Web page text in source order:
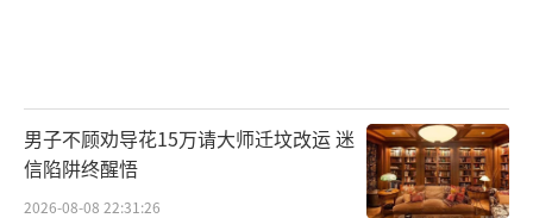
男子不顾劝导花15万请大师迁坟改运 迷
信陷阱终醒悟
2026-08-08 22:31:26